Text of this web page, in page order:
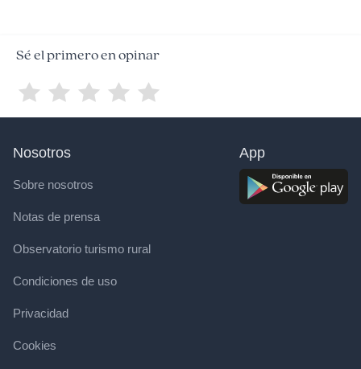
Sé el primero en opinar
Nosotros
Sobre nosotros
Notas de prensa
Observatorio turismo rural
Condiciones de uso
Privacidad
Cookies
App